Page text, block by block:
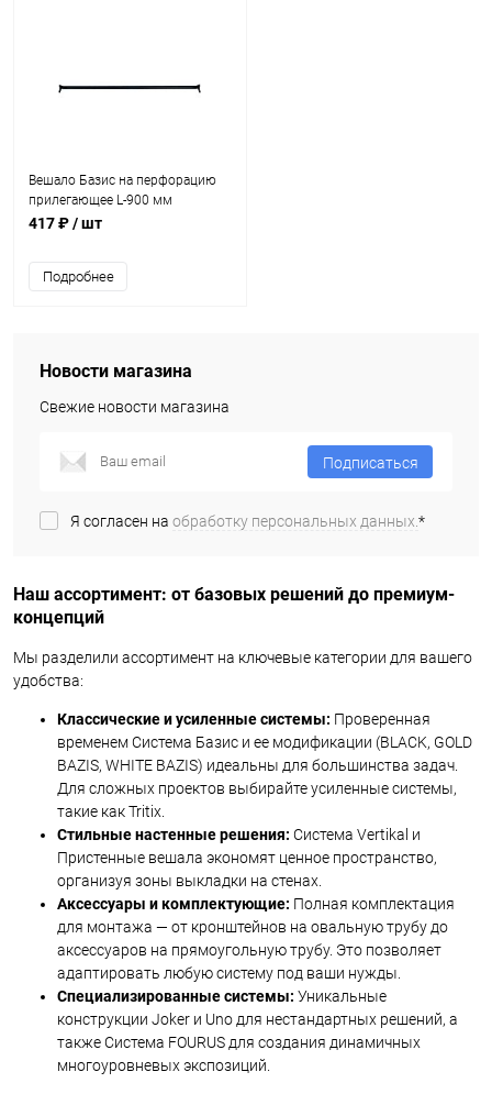
Вешало Базис на перфорацию
прилегающее L-900 мм
417 ₽/ шт
Подробнее
Новости магазина
Свежие новости магазина
Подписаться
Я согласен на обработку персональных данных.*
Наш ассортимент: от базовых решений до премиум-
концепций
Мы разделили ассортимент на ключевые категории для вашего
удобства:
Классические и усиленные системы: Проверенная
временем Система Базис и ее модификации (BLACK, GOLD
BAZIS, WHITE BAZIS) идеальны для большинства задач.
Для сложных проектов выбирайте усиленные системы,
такие как Tritix.
Стильные настенные решения: Система Vertikal и
Пристенные вешала экономят ценное пространство,
организуя зоны выкладки на стенах.
Аксессуары и комплектующие: Полная комплектация
для монтажа — от кронштейнов на овальную трубу до
аксессуаров на прямоугольную трубу. Это позволяет
адаптировать любую систему под ваши нужды.
Специализированные системы: Уникальные
конструкции Joker и Uno для нестандартных решений, а
также Система FOURUS для создания динамичных
многоуровневых экспозиций.